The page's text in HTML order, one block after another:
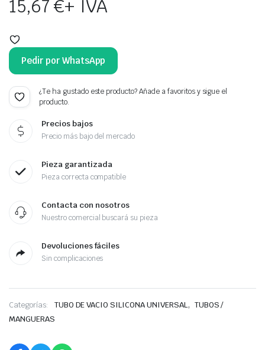
15,67€+ IVA
Pedir por WhatsApp
¿Te ha gustado este producto? Añade a favoritos y sigue el
producto.
Precios bajos
Precio más bajo del mercado
Pieza garantizada
Pieza correcta compatible
Contacta con nosotros
Nuestro comercial buscará su pieza
Devoluciones fáciles
Sin complicaciones
Categorías: TUBO DE VACIO SILICONA UNIVERSAL, TUBOS /
MANGUERAS